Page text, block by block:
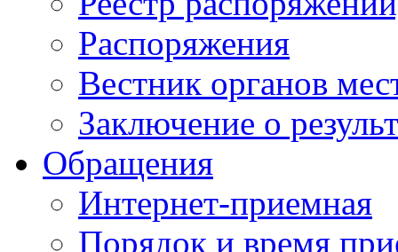
Распоряжения
Вестник органов
Заключение о
Обращения
Интернет-приемная
Порядок и время